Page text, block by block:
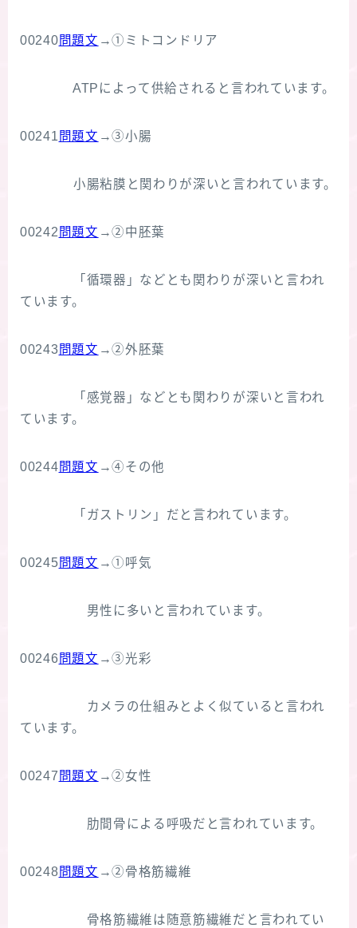
00240問題文 →①ミトコンドリア
ATPによって供給されると言われています。
00241 問題文 →③小腸
小腸粘膜と関わりが深いと言われています。
00242 問題文 →②中胚葉
「循環器」などとも関わりが深いと言われ
ています。
00243問題文 →②外胚葉
「感覚器」などとも関わりが深いと言われ
ています。
00244問題文 →④その他
「ガストリン」だと言われています。
00245問題文 →①呼気
男性に多いと言われています。
00246問題文 →③光彩
カメラの仕組みとよく似ていると言われ
ています。
00247 問題文 →②女性
肋間骨による呼吸だと言われています。
00248問題文 →②骨格筋繊維
骨格筋繊維は随意筋繊維だと言われてい